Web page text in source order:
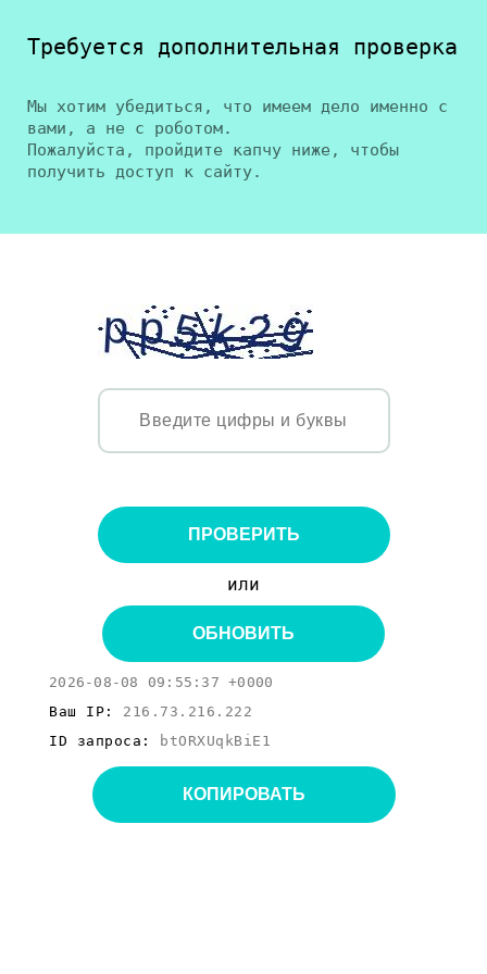
Требуется дополнительная проверка
Мы хотим убедиться, что имеем дело именно с
вами, а не с роботом.
Пожалуйста, пройдите капчу ниже, чтобы
получить доступ к сайту.
ПРОВЕРИТЬ
или
ОБНОВИТЬ
2026-08-08 09:55:37 +0000
Ваш IP: 216.73.216.222
ID запроса:
btORXUqkBiE1
КОПИРОВАТЬ